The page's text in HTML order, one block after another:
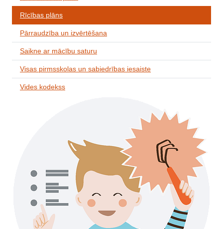
Rīcības plāns
Pārraudzība un izvērtēšana
Saikne ar mācību saturu
Visas pirmsskolas un sabiedrības iesaiste
Vides kodekss